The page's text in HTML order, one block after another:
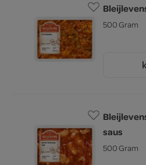
500 Gram
saus
500 Gram